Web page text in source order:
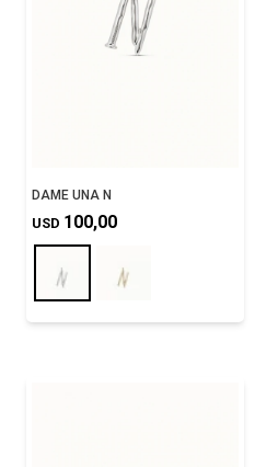
DAME UNA N
USD 100,00